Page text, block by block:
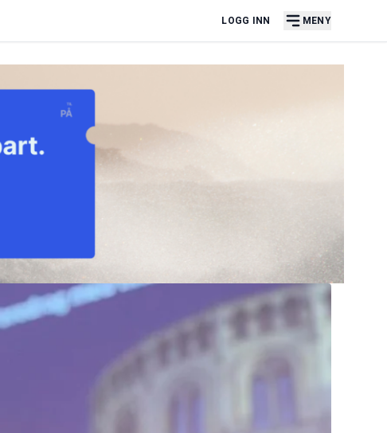
LOGG INN MENY